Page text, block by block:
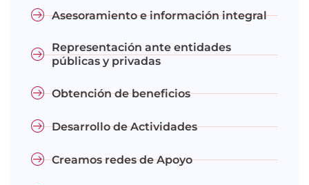
Asesoramiento e información integral
Representación ante entidades
públicas y privadas
Obtención de beneficios
Desarrollo de Actividades
Creamos redes de Apoyo